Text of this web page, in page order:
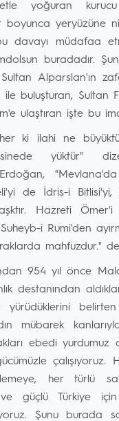
yoğuran
boyunca yeryüzüne
davayı müdafaa
buradadır.
Alparslan'ın
ile buluşturan, Sultan
ulaştıran işte bu
ki ilahi ne
yüktür"
de İdris-i
Hazreti Ömer'i
i Rumi'den
mahfuzdur."
954 yıl önce
destanından
belirten
mübarek
ebedi yurdumuz
çalışıyoruz.
her türlü
güçlü Türkiye
Şunu burada